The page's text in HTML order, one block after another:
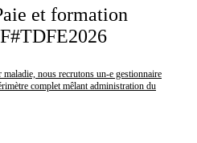
et formation
nous recrutons un-e gestionnaire
complet mêlant administration du